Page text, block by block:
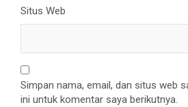
Situs Web
Simpan nama, email, dan situs web
ini untuk komentar saya berikutnya.